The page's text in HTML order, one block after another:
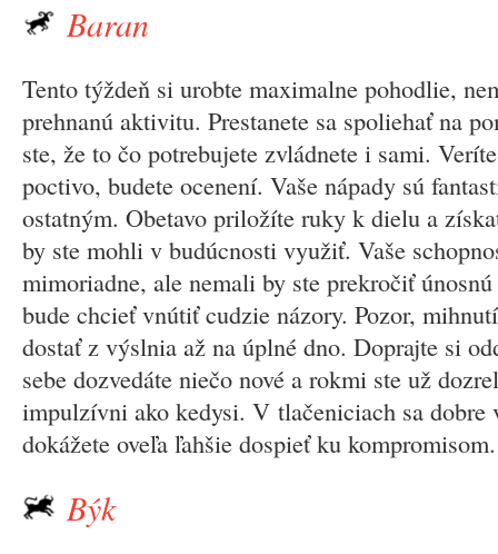
Baran
Tento týždeň si urobte maximalne pohodlie,
prehnanú aktivitu. Prestanete sa spoliehať na
ste, že to čo potrebujete zvládnete i sami.
poctivo, budete ocenení. Vaše nápady sú
ostatným. Obetavo priložíte ruky k dielu a
by ste mohli v budúcnosti využiť. Vaše
mimoriadne, ale nemali by ste prekročiť
bude chcieť vnútiť cudzie názory. Pozor,
dostať z výslnia až na úplné dno. Doprajte si
sebe dozvedáte niečo nové a rokmi ste už
impulzívni ako kedysi. V tlačeniciach sa dobre
dokážete oveľa ľahšie dospieť ku kompromisom.
Býk